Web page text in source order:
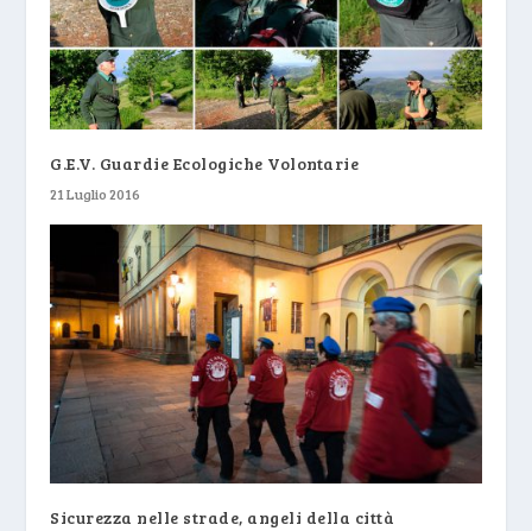
G.E.V. Guardie Ecologiche Volontarie
21 Luglio 2016
Sicurezza nelle strade, angeli della città